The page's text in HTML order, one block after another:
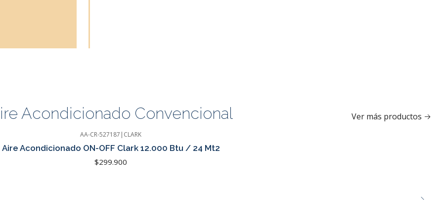
Acondicionado Convencional Ver más productos
AA-CR-527187 | CLARK
Aire Acondicionado ON-OFF Clark 12.000 Btu / 24 Mt2
$299.900